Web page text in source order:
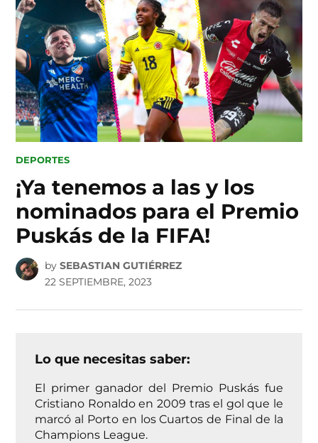
content
POSTED
DEPORTES
¡Ya tenemos a las y los
nominados para el Premio
Puskás de la FIFA!
by SEBASTIAN GUTIÉRREZ
22 SEPTIEMBRE, 2023
Lo que necesitas saber:
El primer ganador del Premio Puskás fue
Cristiano Ronaldo en 2009 tras el gol que le
marcó al Porto en los Cuartos de Final de la
Champions League.